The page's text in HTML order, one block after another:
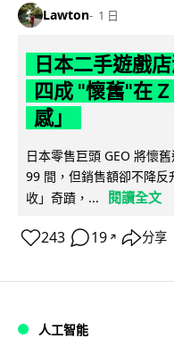
Lawton 1 日
日本二手遊戲
四成 "懷舊"在
感」
日本零售巨頭 GEO 將懷
99 間，但銷售額卻不降
收」奇蹟，...
閱讀全文
243 19 ↗ 分享
人工智能